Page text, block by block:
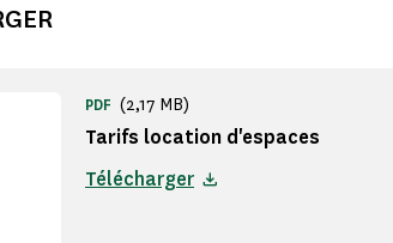
Tarifs location d'espaces
PDF (2,17 MB)
Télécharger